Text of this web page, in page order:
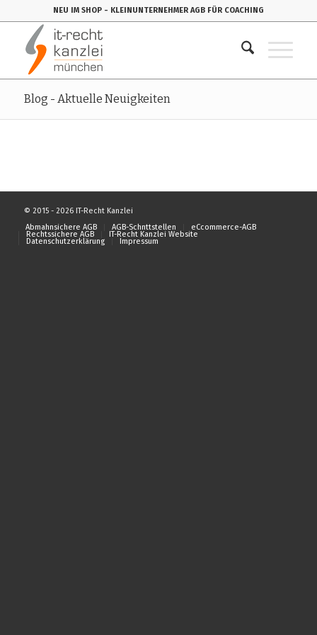
NEU IM SHOP - KLEINUNTERNEHMER AGB FÜR COACHING
Blog - Aktuelle Neuigkeiten
© 2015 - 2026 IT-Recht Kanzlei
Abmahnsichere AGB
AGB-Schnttstellen eCcommerce-AGB
Rechtssichere AGB IT-Recht Kanzlei Website
Datenschutzerklärung Impressum